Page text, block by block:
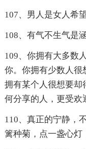
107、男人是女人希
108、有气不生气是
109、你拥有大多数
你。你拥有少数人很
拥有某个人很想要却
何分享的人，更受欢
110、真正的宁静，
篱种菊，点一盏心灯